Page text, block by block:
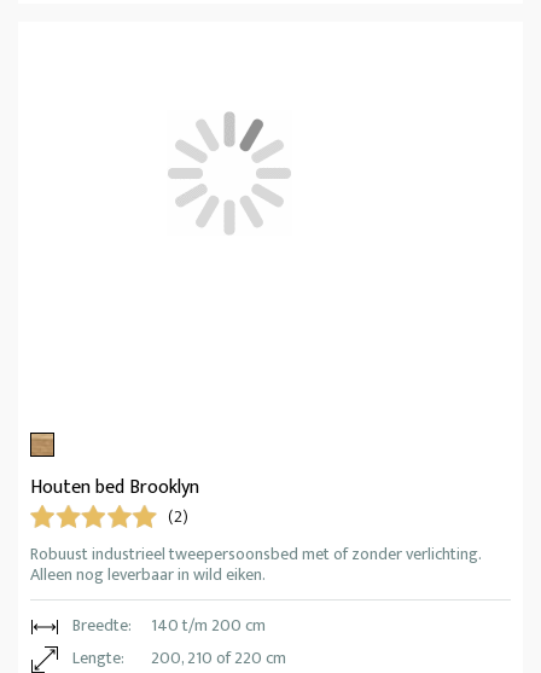
Houten bed Brooklyn
(2)
Robuust industrieel tweepersoonsbed met of zonder verlichting.
Alleen nog leverbaar in wild eiken.
Breedte:
140 t/m 200 cm
Lengte:
200, 210 of 220 cm